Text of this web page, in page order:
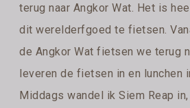
terug naar Angkor Wat. Het is
dit werelderfgoed te fietsen.
de Angkor Wat fietsen we terug
leveren de fietsen in en lunchen
Middags wandel ik Siem Reap